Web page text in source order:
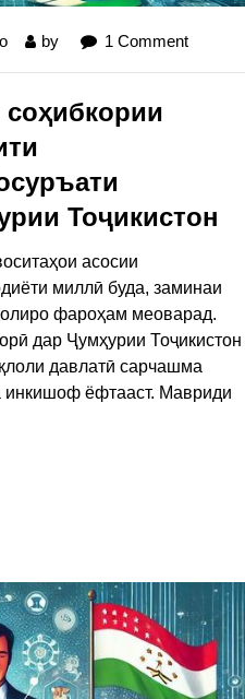
by 1 Comment
Тоҷикистон
асосии
миллӣ буда, заминаи
фароҳам меоварад.
дар Ҷумҳурии Тоҷикистон
давлатӣ сарчашма
инкишоф ёфтааст. Мавриди